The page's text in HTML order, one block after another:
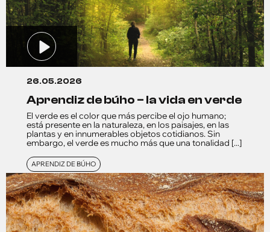
26.05.2026
aprendiz de búho – la vida en verde
El verde es el color que más percibe el ojo humano;
está presente en la naturaleza, en los paisajes, en las
plantas y en innumerables objetos cotidianos. Sin
embargo, el verde es mucho más que una tonalidad [...]
APRENDIZ DE BÚHO